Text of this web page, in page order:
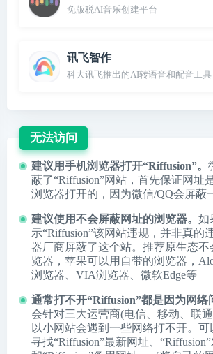
免版税AI音乐创建平台
讯飞智作
科大讯飞推出的AI转语音和配音工具
无法访问
建议用手机浏览器打开“Riffusion”。
蔽了“Riffusion”网站，首先保证网址
浏览器打开的，因为微信/QQ会屏蔽
建议使用不会屏蔽网址的浏览器。 如
示“Riffusion”该网站违规，并非真的
器厂商屏蔽了这个站。推荐原生态不
览器，苹果可以用自带的浏览器，
浏览器
VIA浏览器 微软Edge等
通常打不开“Riffusion”都是因为网络
会针对三大运营商(电信、移动、联
以小网站会遇到一些网络打不开。可
寻找“Riffusion”最新网址、